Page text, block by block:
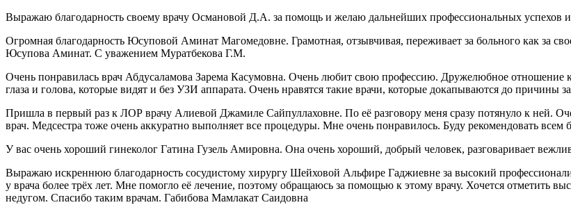
Выражаю благодарность своему врачу Османовой Д.А. за помощь и желаю дальнейших профессиональных
Огромная благодарность Юсуповой Аминат Магомедовне. Грамотная, отзывчивая, переживает за больного как за
Юсупова Аминат. С уважением Муратбекова Г.М.
Очень понравилась врач Абдусаламова Зарема Касумовна. Очень любит свою профессию. Дружелюбное
глаза и голова, которые видят и без УЗИ аппарата. Очень нравятся такие врачи, которые докапываются до
Пришла в первый раз к ЛОР врачу Алиевой Джамиле Сайпуллаховне. По её разговору меня сразу потянуло к ней.
врач. Медсестра тоже очень аккуратно выполняет все процедуры. Мне очень понравилось. Буду рекомендовать
У вас очень хороший гинеколог Гатина Гузель Амировна. Она очень хороший, добрый человек, разговаривает
Выражаю искреннюю благодарность сосудистому хирургу Шейховой Альфире Гаджиевне за высокий
у врача более трёх лет. Мне помогло её лечение, поэтому обращаюсь за помощью к этому врачу. Хочется отметить
недугом. Спасибо таким врачам. Габибова Мамлакат Саидовна